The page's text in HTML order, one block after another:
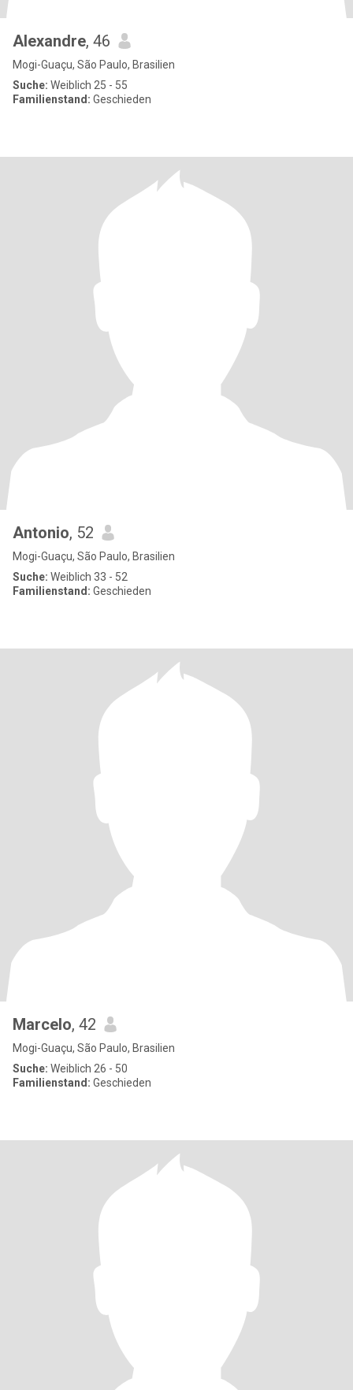
Alexandre, 46
Mogi-Guaçu, São Paulo, Brasilien
Suche: Weiblich 25 - 55
Familienstand: Geschieden
Antonio, 52
Mogi-Guaçu, São Paulo, Brasilien
Suche: Weiblich 33 - 52
Familienstand: Geschieden
Marcelo, 42
Mogi-Guaçu, São Paulo, Brasilien
Suche: Weiblich 26 - 50
Familienstand: Geschieden